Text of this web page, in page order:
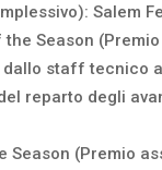
Salem
the Season (Premio
dallo staff tecnico
reparto degli
Season (Premio